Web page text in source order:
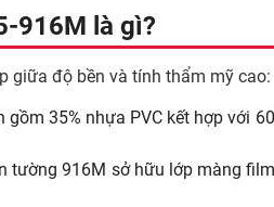
916M là gì?
giữa độ bền và tính thẩm mỹ cao:
35% nhựa PVC kết hợp với
tường 916M sở hữu lớp màng